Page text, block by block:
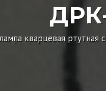
лампа кварцевая ртутная